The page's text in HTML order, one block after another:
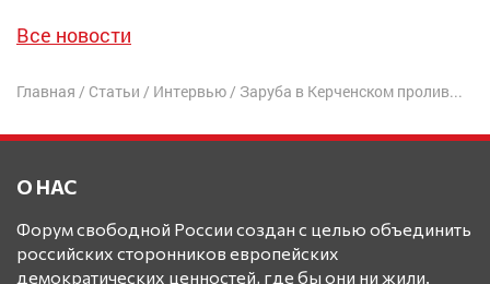
Все новости
Главная / Статьи / Интервью/ Заруба в Керченском проливе: задумка или косяк Путина?
О НАС
Форум свободной России создан с целью объединить
российских сторонников европейских
демократических ценностей, где бы они ни жили.